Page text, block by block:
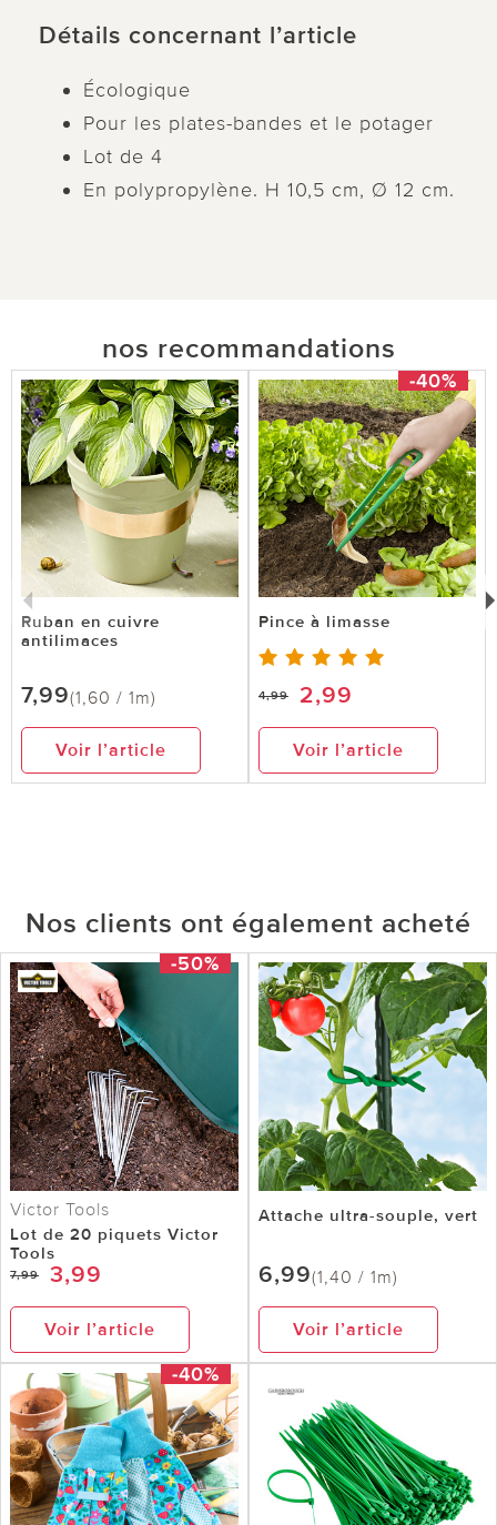
Détails concernant l’article
Écologique
Pour les plates-bandes et le potager
Lot de 4
En polypropylène. H 10,5 cm, Ø 12 cm.
nos recommandations
Ruban en cuivre
antilimaces
7,99(1,60 / 1m)
Voir l’article
-40%
Pince à limasse
4,99 2,99
Voir l’article
Nos clients ont également acheté
-50%
Victor Tools
Lot de 20 piquets Victor
Tools
7,99 3,99
Voir l’article
Attache ultra-souple, vert
6,99(1,40 / 1m)
Voir l’article
-40%